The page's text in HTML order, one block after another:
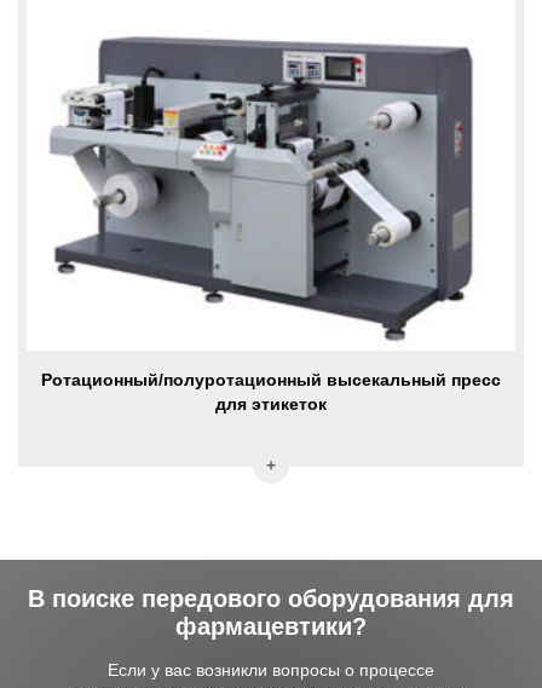
Ротационный/полуротационный высекальный пресс
для этикеток
В поиске передового оборудования для
фармацевтики?
Если у вас возникли вопросы о процессе